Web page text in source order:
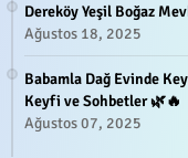
Dereköy Yeşil Boğaz
Ağustos 18, 2025
Babamla Dağ Evinde
Keyfi ve Sohbetler 🌿🔥
Ağustos 07, 2025